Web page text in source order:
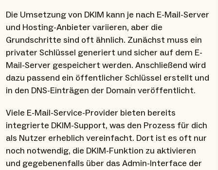
Die Umsetzung von DKIM kann je nach E-Mail-Server
und Hosting-Anbieter variieren, aber die
Grundschritte sind oft ähnlich. Zunächst muss ein
privater Schlüssel generiert und sicher auf dem E-
Mail-Server gespeichert werden. Anschließend wird
dazu passend ein öffentlicher Schlüssel erstellt und
in den DNS-Einträgen der Domain veröffentlicht.
Viele E-Mail-Service-Provider bieten bereits
integrierte DKIM-Support, was den Prozess für dich
als Nutzer erheblich vereinfacht. Dort ist es oft nur
noch notwendig, die DKIM-Funktion zu aktivieren
und gegebenenfalls über das Admin-Interface der